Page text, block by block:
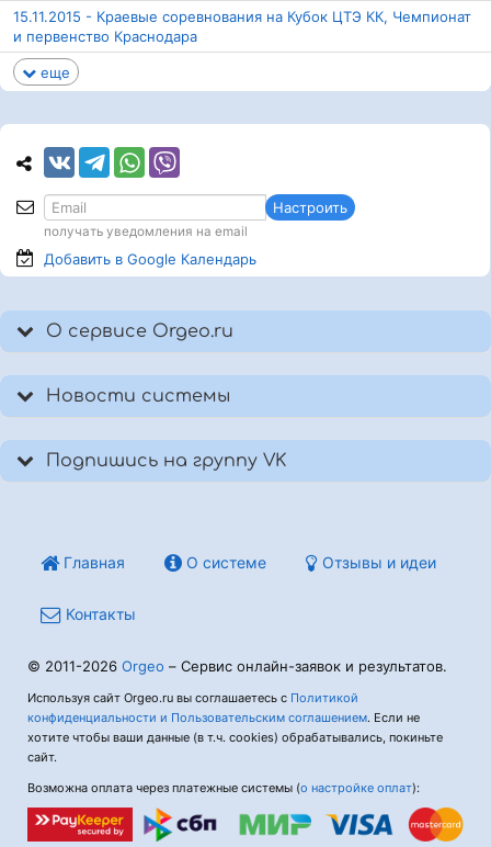
15.11.2015 - Краевые соревнования на Кубок ЦТЭ КК, Чемпионат
и первенство Краснодара
еще
Настроить
получать уведомления на email
Добавить в Google Календарь
О сервисе Orgeo.ru
Новости системы
Подпишись на группу VK
Главная О системе Отзывы и идеи
Контакты
© 2011-2026 Orgeo – Сервис онлайн-заявок и результатов.
Используя сайт Orgeo.ru вы соглашаетесь с Политикой
конфиденциальности и Пользовательским соглашением. Если не
хотите чтобы ваши данные (в т.ч. cookies) обрабатывались, покиньте
сайт.
Возможна оплата через платежные системы (о настройке оплат):